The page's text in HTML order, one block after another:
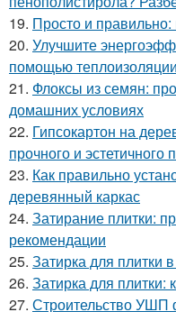
19. Просто и правильно:
20. Улучшите
помощью
21. Флоксы из семян:
домашних условиях
22. Гипсокартон на
прочного и эстетичного
23. Как правильно
деревянный каркас
24. Затирание плитки:
рекомендации
25. Затирка для плитки
26. Затирка для плитки:
27. Строительство УШП